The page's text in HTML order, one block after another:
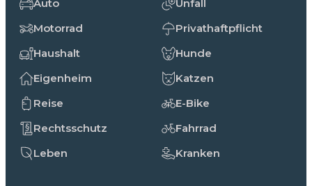
Auto
Motorrad
Haushalt
Eigenheim
Reise
Rechtsschutz
Leben
Unfall
Privathaftpflicht
Hunde
Katzen
E-Bike
Fahrrad
Kranken